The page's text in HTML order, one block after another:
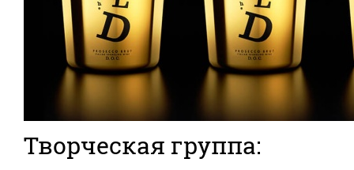
Творческая группа: